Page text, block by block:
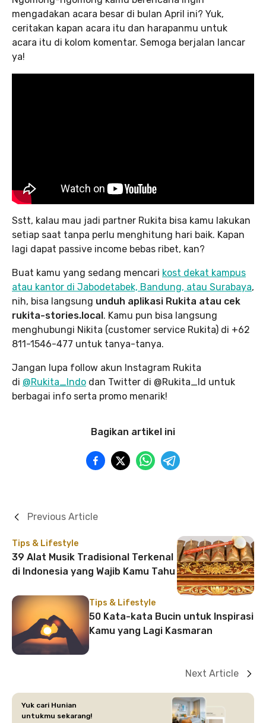
mengadakan acara besar di bulan April ini? Yuk,
ceritakan kapan acara itu dan harapanmu untuk
acara itu di kolom komentar. Semoga berjalan lancar
ya!
Sstt, kalau mau jadi partner Rukita bisa kamu lakukan
setiap saat tanpa perlu menghitung hari baik. Kapan
lagi dapat passive income bebas ribet, kan?
Buat kamu yang sedang mencari kost dekat kampus
atau kantor di Jabodetabek, Bandung, atau Surabaya,
nih, bisa langsung unduh aplikasi Rukita atau cek
rukita-stories.local. Kamu pun bisa langsung
menghubungi Nikita (customer service Rukita) di +62
811-1546-477 untuk tanya-tanya.
Jangan lupa follow akun Instagram Rukita
di @Rukita_Indo dan Twitter di @Rukita_Id untuk
berbagai info serta promo menarik!
Bagikan artikel ini
Tips & Lifestyle
39 Alat Musik Tradisional Terkenal
di Indonesia yang Wajib Kamu Tahu
Previous Article
Tips & Lifestyle
50 Kata-kata Bucin untuk Inspirasi
Kamu yang Lagi Kasmaran
Next Article
Yuk cari Hunian
untukmu sekarang!